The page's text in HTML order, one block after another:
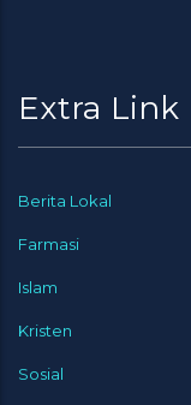
Extra Link
Berita Lokal
Farmasi
Islam
Kristen
Sosial